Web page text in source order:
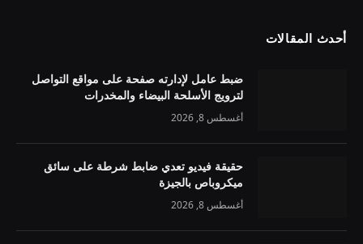
أحدث المقالات
ضبط عامل لإدارته صفحة على مواقع التواصل
لترويج الأسلحة البيضاء والمخدرات
أغسطس 8, 2026
حقيقة فيديو تعدي ضابط شرطة على سائق
ميكروباص بالجيزة
أغسطس 8, 2026